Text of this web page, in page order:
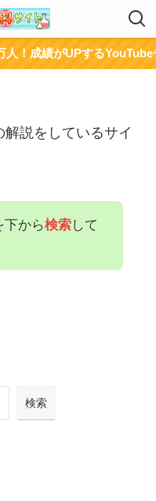
UPするYouTubeチャンネ
解説をしているサイ
下から検索して
検索